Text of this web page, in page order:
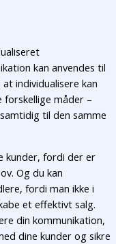
kan anvendes til
individualisere kan
måder –
til den samme
kunder, fordi der er
Og du kan
fordi man ikke i
et effektivt salg.
din kommunikation,
dine kunder og sikre